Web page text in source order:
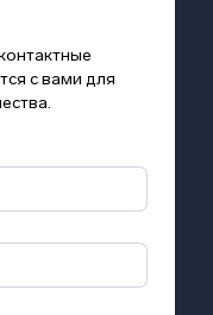
с вами для